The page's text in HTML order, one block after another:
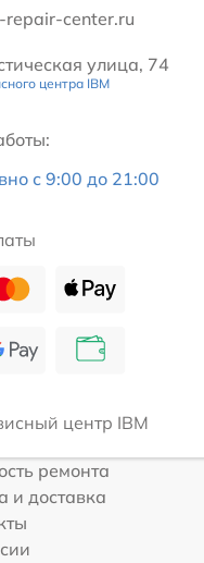
repair-center.ru
улица, 74
центра IBM
с 9:00 до 21:00
центр IBM
ремонта
и доставка